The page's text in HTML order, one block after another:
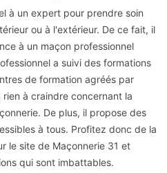
à un expert pour prendre soin
ou à l'extérieur. De ce fait, il
à un maçon professionnel
a suivi des formations
de formation agréés par
à craindre concernant la
De plus, il propose des
à tous. Profitez donc de la
le site de Maçonnerie 31 et
qui sont imbattables.